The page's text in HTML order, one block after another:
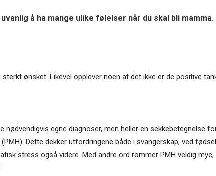
å ha mange ulike følelser når du skal bli
ønsket. Likevel opplever noen at det ikke er de positive
egne diagnoser, men heller en sekkebetegnelse
Dette dekker utfordringene både i svangerskap, ved
stress også videre. Med andre ord rommer PMH veldig